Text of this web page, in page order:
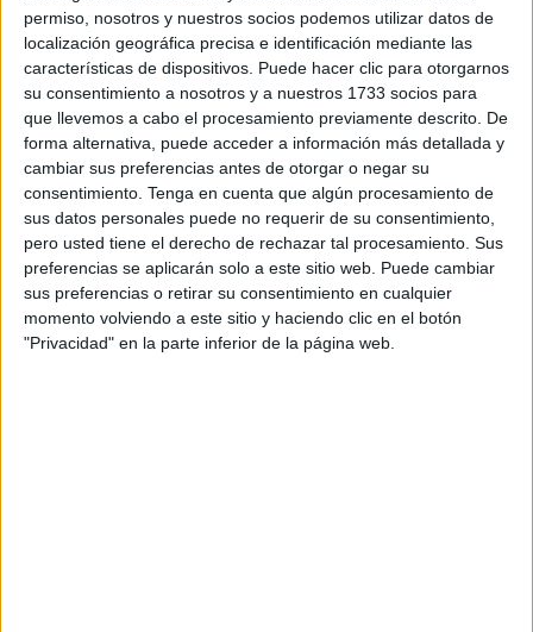
permiso, nosotros y nuestros socios podemos utilizar datos de
localización geográfica precisa e identificación mediante las
características de dispositivos. Puede hacer clic para otorgarnos
su consentimiento a nosotros y a nuestros 1733 socios para
que llevemos a cabo el procesamiento previamente descrito. De
forma alternativa, puede acceder a información más detallada y
cambiar sus preferencias antes de otorgar o negar su
consentimiento. Tenga en cuenta que algún procesamiento de
sus datos personales puede no requerir de su consentimiento,
pero usted tiene el derecho de rechazar tal procesamiento. Sus
preferencias se aplicarán solo a este sitio web. Puede cambiar
sus preferencias o retirar su consentimiento en cualquier
momento volviendo a este sitio y haciendo clic en el botón
"Privacidad" en la parte inferior de la página web.
SUSCRIBETE TOTALMENTE
GRATIS